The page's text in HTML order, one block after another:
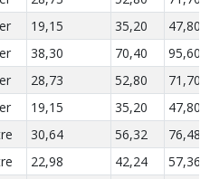
19,15 35,20
47,80
38,30 70,40
95,60
28,73 52,80
71,70
19,15 35,20
47,80
30,64 56,32
76,48
22,98 42,24
57,36